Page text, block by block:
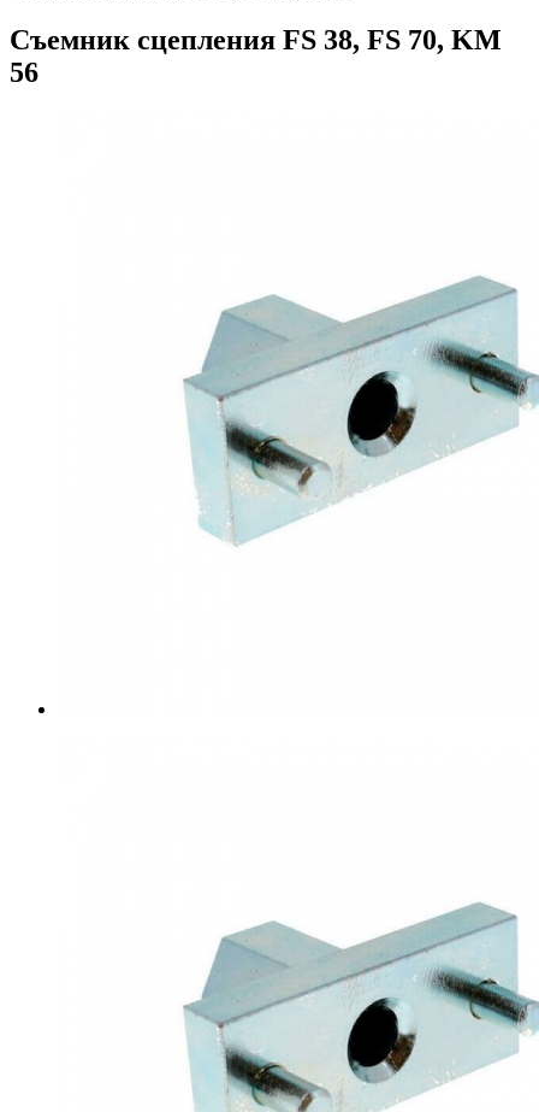
Съемник сцепления FS 38, FS 70, KM
56